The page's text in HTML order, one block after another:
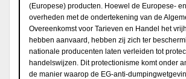
(Europese) producten. Hoewel de Europese-
overheden met de ondertekening van de
Overeenkomst voor Tarieven en Handel het
hebben aanvaard, hebben zij zich ter
nationale producenten laten verleiden tot
handelswijzen. Dit protectionisme komt onder
de manier waarop de EG-anti-